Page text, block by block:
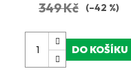
349 Kč (–42 %)
DO KOŠÍKU